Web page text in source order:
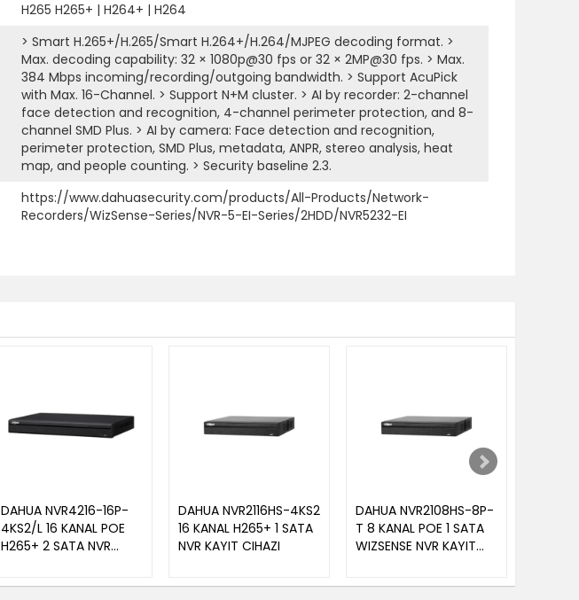
H265 H265+ | H264+ | H264
> Smart H.265+/H.265/Smart H.264+/H.264/MJPEG decoding format. >
Max. decoding capability: 32 × 1080p@30 fps or 32 × 2MP@30 fps. > Max.
384 Mbps incoming/recording/outgoing bandwidth. > Support AcuPick
with Max. 16-Channel. > Support N+M cluster. > AI by recorder: 2-channel
face detection and recognition, 4-channel perimeter protection, and 8-
channel SMD Plus. > AI by camera: Face detection and recognition,
perimeter protection, SMD Plus, metadata, ANPR, stereo analysis, heat
map, and people counting. > Security baseline 2.3.
https://www.dahuasecurity.com/products/All-Products/Network-
Recorders/WizSense-Series/NVR-5-EI-Series/2HDD/NVR5232-EI
DAHUA NVR4216-16P-
4KS2/L 16 KANAL POE
H265+ 2 SATA NVR
DAHUA NVR2116HS-4KS2
16 KANAL H265+ 1 SATA
NVR KAYIT CIHAZI
DAHUA NVR2108HS-8P-
T 8 KANAL POE 1 SATA
WIZSENSE NVR KAYIT